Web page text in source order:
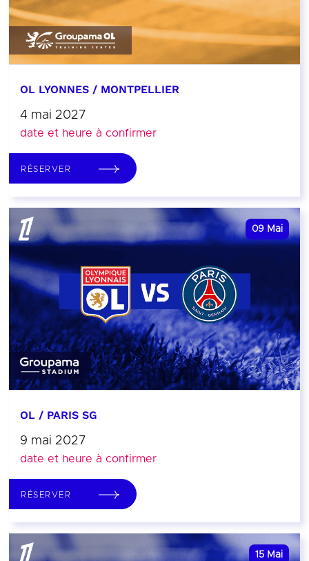
OL LYONNES / MONTPELLIER
4 mai 2027
date et heure à confirmer
RÉSERVER
09 Mai
OL / PARIS SG
9 mai 2027
date et heure à confirmer
RÉSERVER
15 Mai